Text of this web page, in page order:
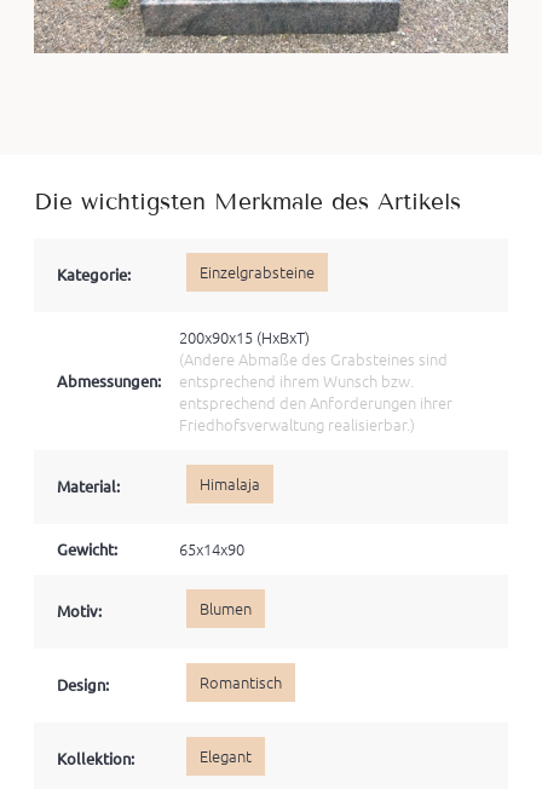
Die wichtigsten Merkmale des Artikels
Kategorie: Einzelgrabsteine
Abmessungen:
200x90x15 (HxBхT)
(Andere Abmaße des Grabsteines sind
entsprechend ihrem Wunsch bzw.
entsprechend den Anforderungen ihrer
Friedhofsverwaltung realisierbar.)
Material: Himalaja
Gewicht: 65x14x90
Motiv: Blumen
Design: Romantisch
Kollektion: Elegant